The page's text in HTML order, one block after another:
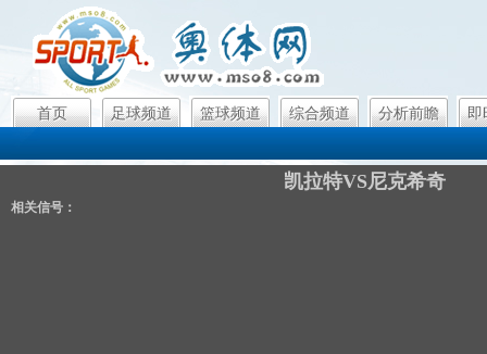
首页 足球频道 篮球频道 综合频道 分析前瞻 即
凯拉特VS尼克希奇
相关信号：